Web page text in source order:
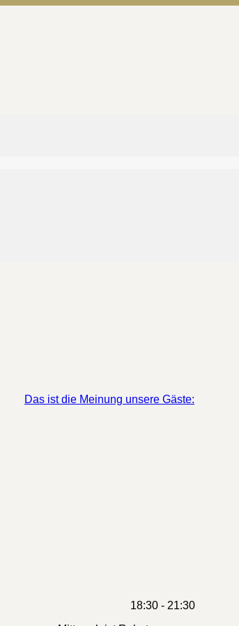
Das ist die Meinung unsere Gäste:
11:00 - 15:00 18:30 - 21:30